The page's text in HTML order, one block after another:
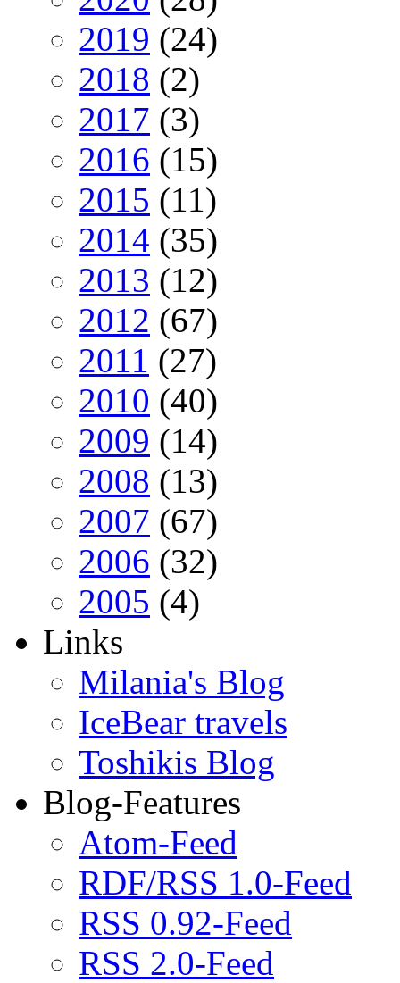
2019 (24)
2018 (2)
2017 (3)
2016 (15)
2015 (11)
2014 (35)
2013 (12)
2012 (67)
2011 (27)
2010 (40)
2009 (14)
2008 (13)
2007 (67)
2006 (32)
2005 (4)
Links
Milania's Blog
IceBear travels
Toshikis Blog
Blog-Features
Atom-Feed
RDF/RSS 1.0-Feed
RSS 0.92-Feed
RSS 2.0-Feed